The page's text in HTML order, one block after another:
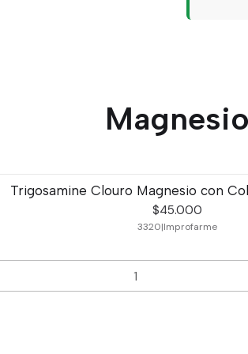
Magnesio
Trigosamine Clouro Magnesio con
$45.000
3320|Improfarme